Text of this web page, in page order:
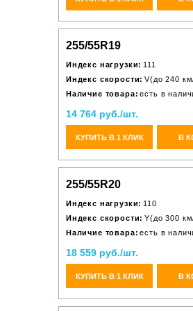
255/55R19
Индекс нагрузки: 111
Индекс скорости: V(до 240
Наличие товара: есть в
14 764 руб./шт.
КУПИТЬ В 1 КЛИК В
255/55R20
Индекс нагрузки: 110
Индекс скорости: Y(до 300
Наличие товара: есть в
18 559 руб./шт.
КУПИТЬ В 1 КЛИК В